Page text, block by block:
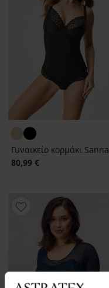
Γυναικείο κορμάκι Sanna
80,99 €